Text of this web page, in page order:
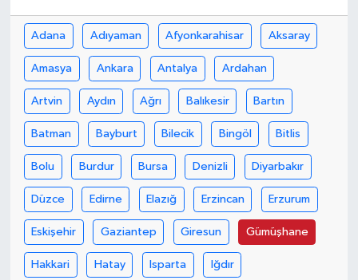
Adana Adıyaman Afyonkarahisar Aksaray
Amasya Ankara Antalya Ardahan
Artvin Aydın Ağrı Balıkesir Bartın
Batman Bayburt Bilecik Bingöl Bitlis
Bolu Burdur Bursa Denizli Diyarbakır
Düzce Edirne Elazığ Erzincan Erzurum
Eskişehir Gaziantep Giresun Gümüşhane
Hakkari Hatay Isparta Iğdır
Uğurludağ
Sağlık